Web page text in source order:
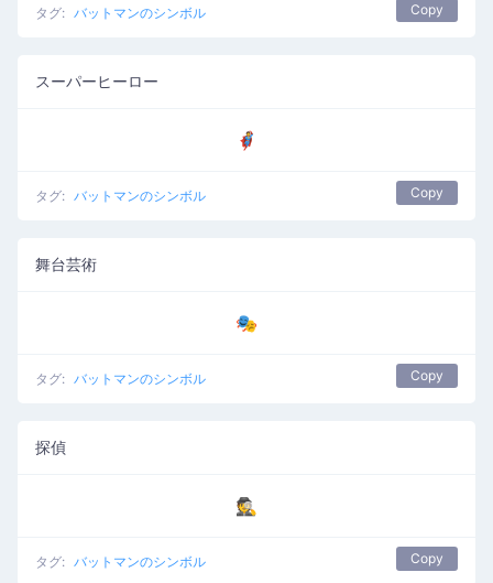
タグ: バットマンのシンボル Copy
スーパーヒーロー
🦸
タグ: バットマンのシンボル Copy
舞台芸術
🎭
タグ: バットマンのシンボル Copy
探偵
🕵️
タグ: バットマンのシンボル Copy